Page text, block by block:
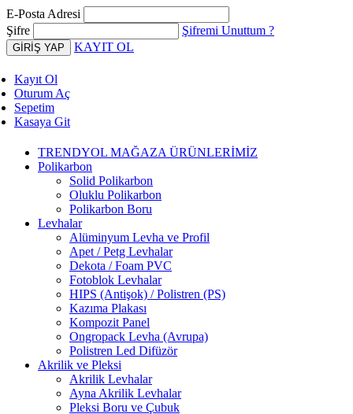
E-Posta Adresi
Şifre
Şifremi Unuttum ?
KAYIT OL
Kayıt Ol
Oturum Aç
Sepetim
Kasaya Git
TRENDYOL MAĞAZA ÜRÜNLERİMİZ
Polikarbon
Solid Polikarbon
Oluklu Polikarbon
Polikarbon Boru
Levhalar
Alüminyum Levha ve Profil
Apet / Petg Levhalar
Dekota / Foam PVC
Fotoblok Levhalar
HIPS (Antişok) / Polistren (PS)
Kazıma Plakası
Kompozit Panel
Ongropack Levha (Avrupa)
Polistren Led Difüzör
Akrilik ve Pleksi
Akrilik Levhalar
Ayna Akrilik Levhalar
Pleksi Boru ve Çubuk